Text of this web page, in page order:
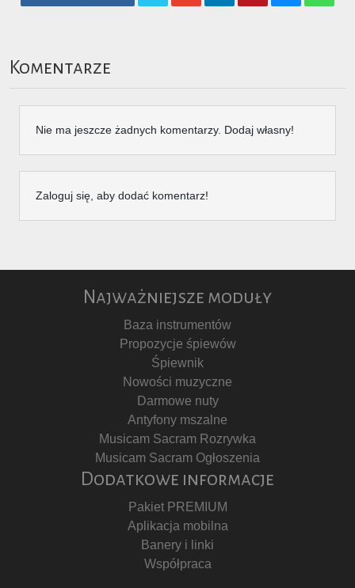
Komentarze
Nie ma jeszcze żadnych komentarzy. Dodaj własny!
Zaloguj się, aby dodać komentarz!
Najważniejsze moduły
Baza instrumentów
Propozycje śpiewów
Śpiewnik
Nowości muzyczne
Darmowe nuty
Antyfony mszalne
Musicam Sacram Rozrywka
Musicam Sacram Ogłoszenia
Dodatkowe informacje
Pakiet PREMIUM
Aplikacja mobilna
Banery i linki
Współpraca